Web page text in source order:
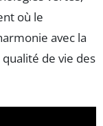
où le
avec la
qualité de vie des